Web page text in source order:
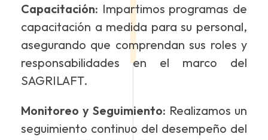
Capacitación: Impartimos programas de
capacitación a medida para su personal,
asegurando que comprendan sus roles y
responsabilidades en el marco del
SAGRILAFT.
Monitoreo y Seguimiento: Realizamos un
seguimiento continuo del desempeño del